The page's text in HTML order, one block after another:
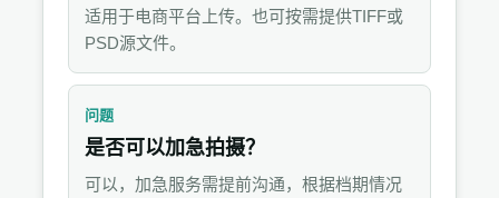
适用于电商平台上传。也可按需提供TIFF或
PSD源文件。
问题
是否可以加急拍摄？
可以，加急服务需提前沟通，根据档期情况